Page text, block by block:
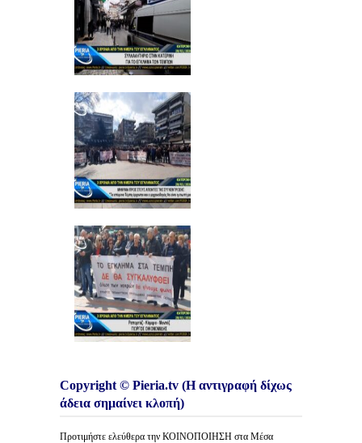
Copyright © Pieria.tv (Η αντιγραφή δίχως
άδεια σημαίνει κλοπή)
Προτιμήστε ελεύθερα την ΚΟΙΝΟΠΟΙΗΣΗ στα Μέσα